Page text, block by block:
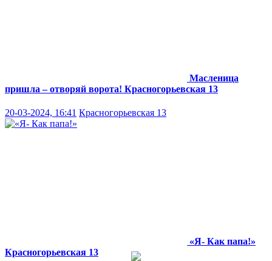
Масленица
пришла – отворяй ворота! Красногорьевская 13
20-03-2024, 16:41 Красногорьевская 13
«Я- Как папа!»
Красногорьевская 13